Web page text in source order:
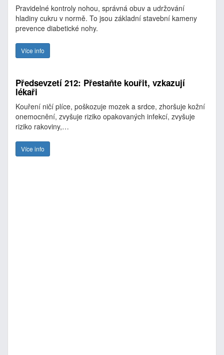
Pravidelné kontroly nohou, správná obuv a udržování
hladiny cukru v normě. To jsou základní stavební kameny
prevence diabetické nohy.
Více info
Předsevzetí 212: Přestaňte kouřit, vzkazují
lékaři
Kouření ničí plíce, poškozuje mozek a srdce, zhoršuje kožní
onemocnění, zvyšuje riziko opakovaných infekcí, zvyšuje
riziko rakoviny,…
Více info